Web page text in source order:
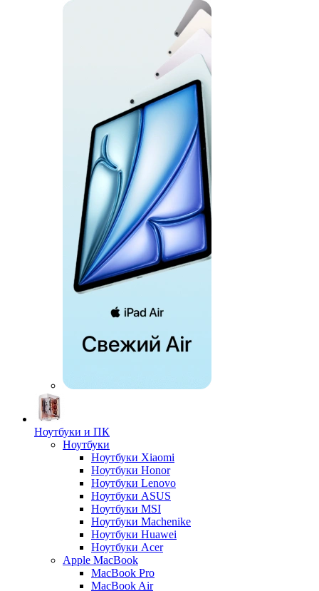
Ноутбуки и ПК
Ноутбуки
Ноутбуки Xiaomi
Ноутбуки Honor
Ноутбуки Lenovo
Ноутбуки ASUS
Ноутбуки MSI
Ноутбуки Machenike
Ноутбуки Huawei
Ноутбуки Acer
Apple MacBook
MacBook Pro
MacBook Air